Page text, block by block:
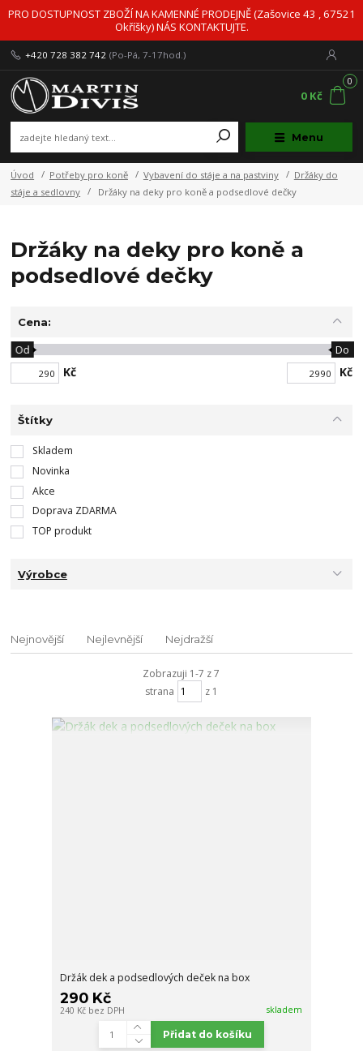
PRO DOSTUPNOST ZBOŽÍ NA KAMENNÉ PRODEJNĚ (Zašovice 43 , 67521
Okříšky) NÁS KONTAKTUJTE.
Menu
+420 728 382 742 (Po-Pá, 7-17hod.)
0
0 Kč
Úvod Potřeby pro koně Vybavení do stáje a na pastviny
Držáky do
stáje a sedlovny
Držáky na deky pro koně a podsedlové dečky
Držáky na deky pro koně a
podsedlové dečky
Cena:
Kč
Od Do
Kč
Štítky
Skladem
Novinka
Akce
Doprava ZDARMA
TOP produkt
Výrobce
Nejnovější Nejlevnější Nejdražší
Zobrazuji 1-7 z 7
strana
z 1
Držák dek a podsedlových deček na box
290 Kč
240 Kč bez DPH skladem
Přidat do košíku